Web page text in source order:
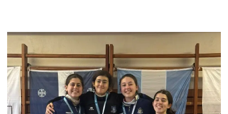
ESGRIMA
TERCERA
PRUEBA
RANKING
NACIONAL
DE
ESGRIMA